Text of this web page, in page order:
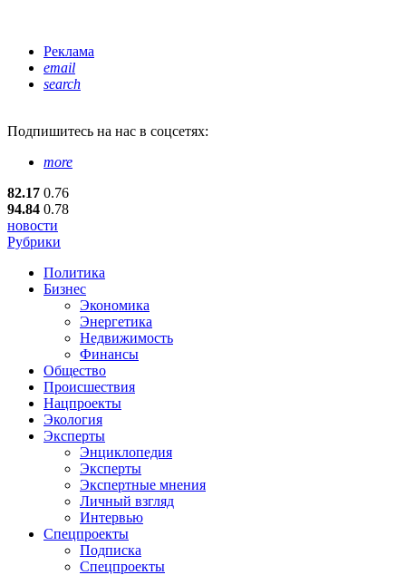
Реклама
email
search
Подпишитесь на нас в соцсетях:
more
82.17 0.76
94.84 0.78
новости
Рубрики
Политика
Бизнес
Экономика
Энергетика
Недвижимость
Финансы
Общество
Происшествия
Нацпроекты
Экология
Эксперты
Энциклопедия
Эксперты
Экспертные мнения
Личный взгляд
Интервью
Спецпроекты
Подписка
Спецпроекты